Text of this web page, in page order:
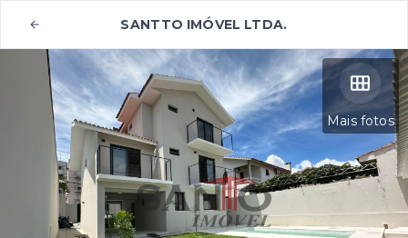
SANTTO IMÓVEL LTDA.
Mais fotos